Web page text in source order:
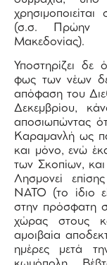
(σ.σ. Πρώην
Μακεδονίας).
Υποστηρίζει δε
φως των νέων
απόφαση του
Δεκεμβρίου,
αποσιωπώντας
Καραμανλή ως
και μόνο, ενώ
των Σκοπίων,
Λησμονεί
ΝΑΤΟ (το ίδιο
στην πρόσφατη
χώρας στους
αμοιβαία
ημέρες μετά